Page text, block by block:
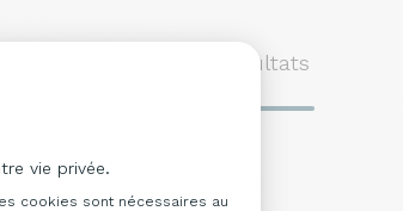
vie privée.
: Personnalisez vos
cookies sont nécessaires au
sur 6 résultats